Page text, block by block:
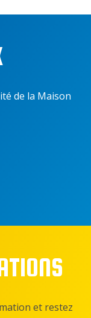
de la Maison
et restez